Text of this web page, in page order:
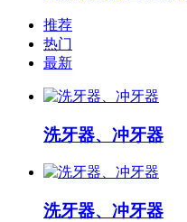
推荐
热门
最新
洗牙器、冲牙器
洗牙器、冲牙器